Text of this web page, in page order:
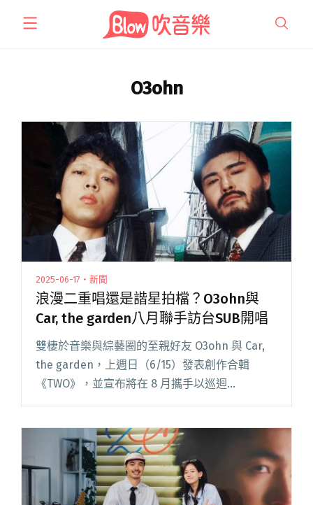
O3ohn
2025-06-17・新聞
浪漫二重唱還是諧星拍檔？O3ohn與
Car, the garden八月聯手訪台SUB開唱
雙棲於音樂與綜藝圈的至親好友 O3ohn 與 Car,
the garden，上週日（6/15）發表創作合輯
《TWO》，並宣布將在 8 月攜手以巡迴
【𝐒𝐓𝐄𝐑𝐄𝐎 𝐓𝐖𝐎】 訪台，這是他們分別時隔兩
讀全文 "浪漫二重唱還是諧星拍檔？O3ohn與Car,
the garden八月聯手訪台SUB開唱"